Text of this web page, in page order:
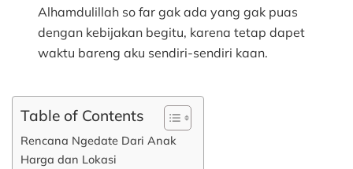
Alhamdulillah so far gak ada yang gak puas
dengan kebijakan begitu, karena tetap dapet
waktu bareng aku sendiri-sendiri kaan.
Table of Contents
Rencana Ngedate Dari Anak
Harga dan Lokasi